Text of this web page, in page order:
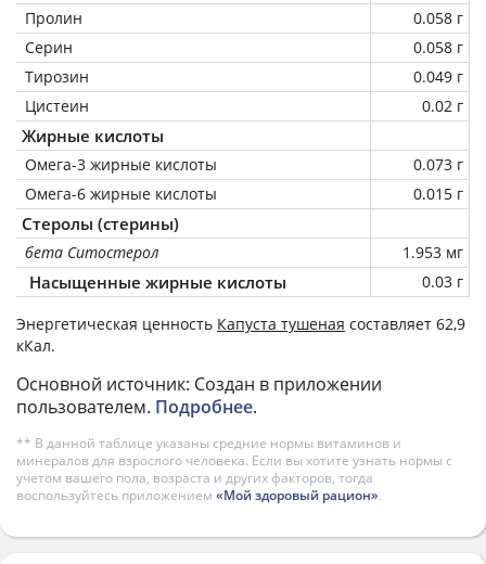
Пролин
0.058 г
Серин
0.058 г
Тирозин
0.049 г
Цистеин
0.02 г
Жирные кислоты
Омега-3 жирные кислоты
0.073 г
Омега-6 жирные кислоты
0.015 г
Стеролы (стерины)
бета Ситостерол 1.953 мг
Насыщенные жирные кислоты 0.03 г
Энергетическая ценность Капуста тушеная составляет 62,9
кКал.
Основной источник: Создан в приложении
пользователем. Подробнее.
** В данной таблице указаны средние нормы витаминов и
минералов для взрослого человека. Если вы хотите узнать нормы с
учетом вашего пола, возраста и других факторов, тогда
воспользуйтесь приложением «Мой здоровый рацион».